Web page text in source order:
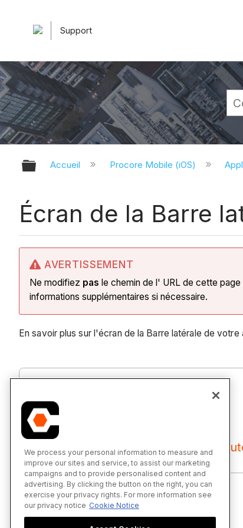
Support
Développer/réduire la
Accueil Procore Mobile (iOS)
Écran de la Barre
AVERTISSEMENT
Ne modifiez pas le chemin de l' URL de cette page
informations supplémentaires si nécessaire.
En savoir plus sur l'écran de la Barre latérale de
Barre latérale Écran -
We process your personal information to measure and
improve our sites and service, to assist our marketing
campaigns and to provide personalised content and
advertising. By clicking the button on the right, you can
exercise your privacy rights. For more information see
our privacy notice Cookie Notice